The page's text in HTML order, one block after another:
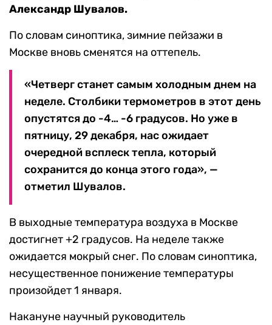
Александр Шувалов.
По словам синоптика, зимние пейзажи в
Москве вновь сменятся на оттепель.
«Четверг станет самым холодным днем на
неделе. Столбики термометров в этот день
опустятся до -4… -6 градусов. Но уже в
пятницу, 29 декабря, нас ожидает
очередной всплеск тепла, который
сохранится до конца этого года», —
отметил Шувалов.
В выходные температура воздуха в Москве
достигнет +2 градусов. На неделе также
ожидается мокрый снег. По словам синоптика,
несущественное понижение температуры
произойдет 1 января.
Накануне научный руководитель